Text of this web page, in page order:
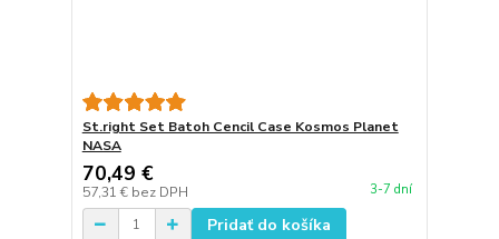
St.right Set Batoh Cencil Case Kosmos Planet
NASA
70,49 €
57,31 € bez DPH 3-7 dní
Pridať do košíka